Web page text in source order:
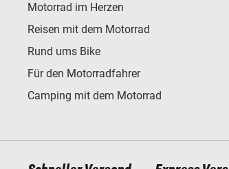
Motorrad im Herzen
Reisen mit dem Motorrad
Rund ums Bike
Für den Motorradfahrer
Camping mit dem Motorrad